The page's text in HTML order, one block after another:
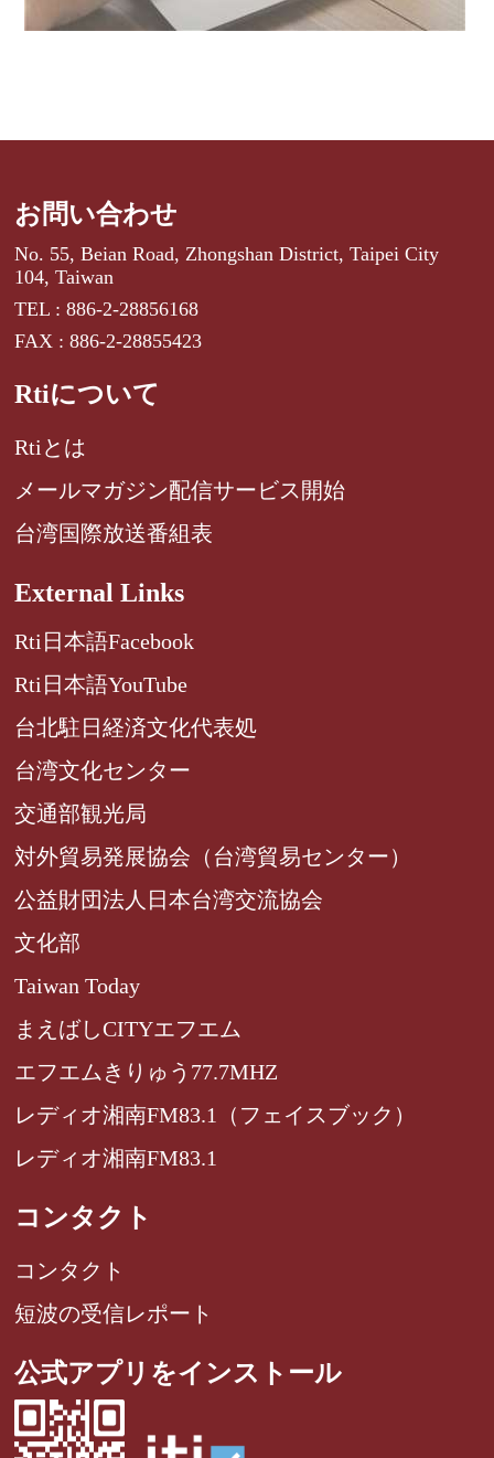
お問い合わせ
No. 55, Beian Road, Zhongshan District, Taipei City
104, Taiwan
TEL : 886-2-28856168
FAX : 886-2-28855423
Rtiについて
Rtiとは
メールマガジン配信サービス開始
台湾国際放送番組表
External Links
Rti日本語Facebook
Rti日本語YouTube
台北駐日経済文化代表処
台湾文化センター
交通部観光局
対外貿易発展協会（台湾貿易センター）
公益財団法人日本台湾交流協会
文化部
Taiwan Today
まえばしCITYエフエム
エフエムきりゅう77.7MHZ
レディオ湘南FM83.1（フェイスブック）
レディオ湘南FM83.1
コンタクト
コンタクト
短波の受信レポート
公式アプリをインストール